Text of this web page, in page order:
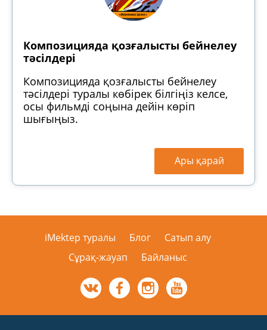
Композицияда қозғалысты бейнелеу
тәсілдері
Композицияда қозғалысты бейнелеу
тәсілдері туралы көбірек білгіңіз келсе,
осы фильмді соңына дейін көріп
шығыңыз.
Ары қарай
iMektep туралы Блог
Сатып алу
Сұрақ-жауап
Байланыс